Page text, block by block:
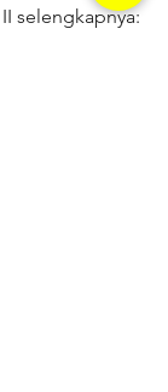
selengkapnya: